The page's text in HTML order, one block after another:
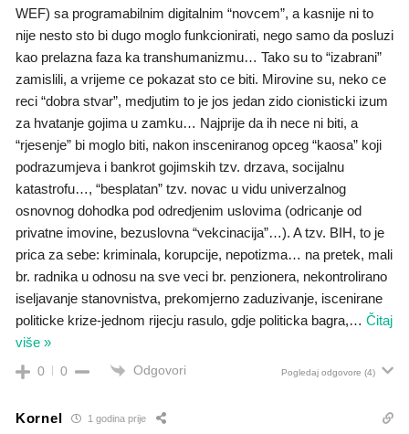
WEF) sa programabilnim digitalnim “novcem”, a kasnije ni to
nije nesto sto bi dugo moglo funkcionirati, nego samo da posluzi
kao prelazna faza ka transhumanizmu… Tako su to “izabrani”
zamislili, a vrijeme ce pokazat sto ce biti. Mirovine su, neko ce
reci “dobra stvar”, medjutim to je jos jedan zido cionisticki izum
za hvatanje gojima u zamku… Najprije da ih nece ni biti, a
“rjesenje” bi moglo biti, nakon insceniranog opceg “kaosa” koji
podrazumjeva i bankrot gojimskih tzv. drzava, socijalnu
katastrofu…, “besplatan” tzv. novac u vidu univerzalnog
osnovnog dohodka pod odredjenim uslovima (odricanje od
privatne imovine, bezuslovna “vekcinacija”…). A tzv. BIH, to je
prica za sebe: kriminala, korupcije, nepotizma… na pretek, mali
br. radnika u odnosu na sve veci br. penzionera, nekontrolirano
iseljavanje stanovnistva, prekomjerno zaduzivanje, iscenirane
politicke krize-jednom rijecju rasulo, gdje politicka bagra,… Čitaj
više »
0 0 Odgovori Pogledaj odgovore (4)
Kornel 1 godina prije